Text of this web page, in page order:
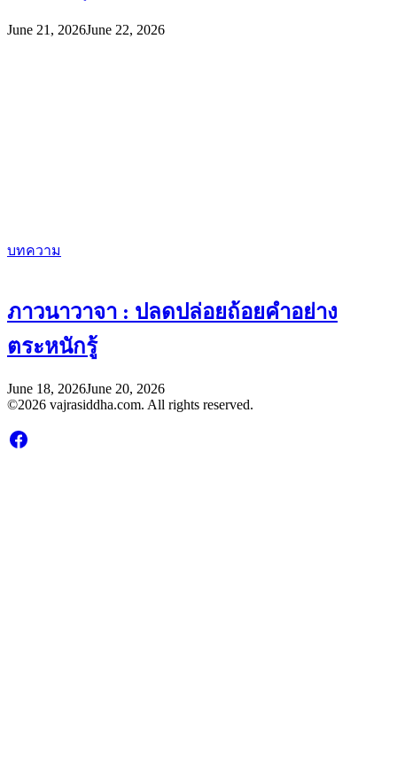
June 21, 2026June 22, 2026
บทความ
ภาวนาวาจา : ปลดปล่อยถ้อยคำอย่าง
ตระหนักรู้
June 18, 2026June 20, 2026
©2026 vajrasiddha.com. All rights reserved.